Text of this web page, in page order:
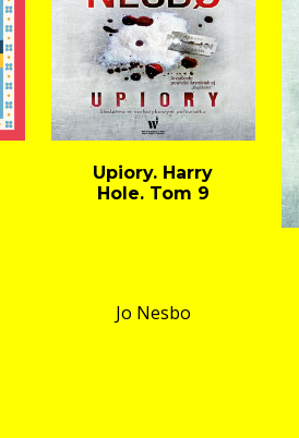
Upiory. Harry
Hole. Tom 9
Jo Nesbo